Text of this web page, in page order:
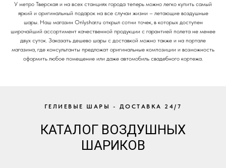
У метро Тверская и на всех станциях города теперь можно легко купить самый
яркий и оригинальный подарок на все случаи жизни – летающие воздушные
шары. Наш магазин Onlyshar.ru открыл сотни точек, в которых доступен
широчайший ассортимент качественной продукции с гарантией полета не менее
двух суток. Заказать дешево шары с доставкой можно также и на портале
магазина, где консультанты предложат оригинальные композиции и возможность
оформить любое помещение или даже автомобиль свадебного кортежа.
ГЕЛИЕВЫЕ ШАРЫ - ДОСТАВКА 24/7
КАТАЛОГ ВОЗДУШНЫХ
ШАРИКОВ